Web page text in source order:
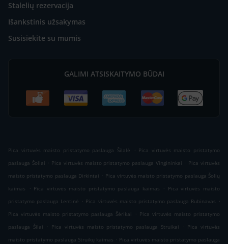
Stalelių rezervacija
Išankstinis užsakymas
Susisiekite su mumis
GALIMI ATSISKAITYMO BŪDAI
Pica virtuvės maisto pristatymo paslauga Šilalė . Pica virtuvės maisto pristatymo
paslauga Šoliai . Pica virtuvės maisto pristatymo paslauga Vingininkai . Pica virtuvės
maisto pristatymo paslauga Dirkintai . Pica virtuvės maisto pristatymo paslauga Šolių
kaimas
. Pica virtuvės maisto pristatymo paslauga kaimas . Pica virtuvės maisto
pristatymo paslauga Lentinė . Pica virtuvės maisto pristatymo paslauga Rubinavas .
Pica virtuvės maisto pristatymo paslauga Šėrikai
. Pica virtuvės maisto pristatymo
paslauga Šilai
. Pica virtuvės maisto pristatymo paslauga Struikai . Pica virtuvės
maisto pristatymo paslauga Struikų kaimas . Pica virtuvės maisto pristatymo paslauga